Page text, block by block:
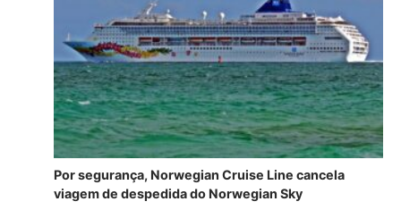
Por segurança, Norwegian Cruise Line cancela
viagem de despedida do Norwegian Sky